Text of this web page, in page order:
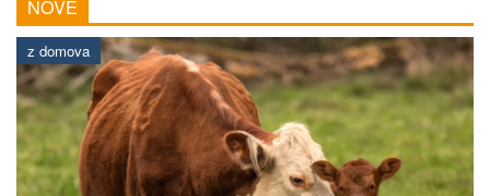
NOVÉ
z domova